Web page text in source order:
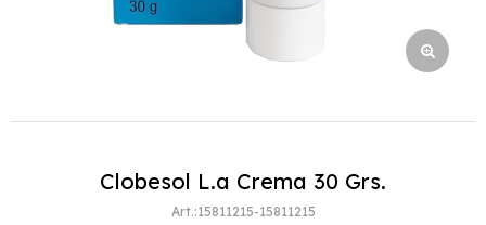
Clobesol L.a Crema 30 Grs.
15811215-15811215